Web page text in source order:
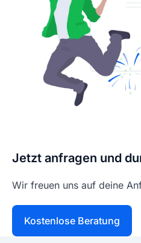
Jetzt anfragen und
Wir freuen uns auf deine
Kostenlose Beratung